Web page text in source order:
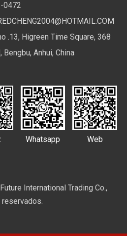
0472
.13, Higreen Time Square, 368
Anhui, China
Whatsapp Web
International Trading Co.,